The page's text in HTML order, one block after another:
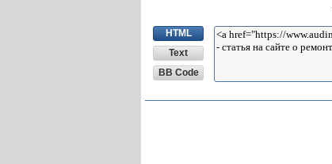
HTML
Text
BB Code